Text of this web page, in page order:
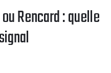
Rencard : quelle